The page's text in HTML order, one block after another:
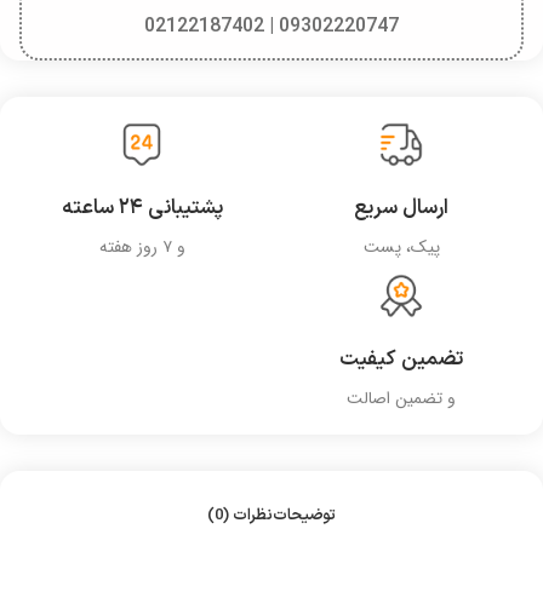
09302220747 | 02122187402
ارسال سریع
پیک، پست
پشتیبانی ۲۴ ساعته
و ۷ روز هفته
تضمین کیفیت
و تضمین اصالت
توضیحاتنظرات (0)